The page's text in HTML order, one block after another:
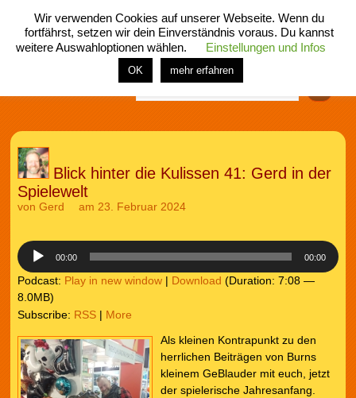
menü
home rubrik buch comic spiel fotos shop
Blick hinter die Kulissen 41: Gerd in der
Spielewelt
von Gerd am 23. Februar 2024
Audio-
Player
00:00 00:00
Podcast: Play in new window| Download (Duration: 7:08 —
8.0MB)
Subscribe: RSS| More
Als kleinen Kontrapunkt zu den
herrlichen Beiträgen von Burns
kleinem GeBlauder mit euch, jetzt
der spielerische Jahresanfang.
Wir verwenden Cookies auf unserer Webseite. Wenn du
fortfährst, setzen wir dein Einverständnis voraus. Du kannst
weitere Auswahloptionen wählen.
Einstellungen und Infos
OK mehr erfahren